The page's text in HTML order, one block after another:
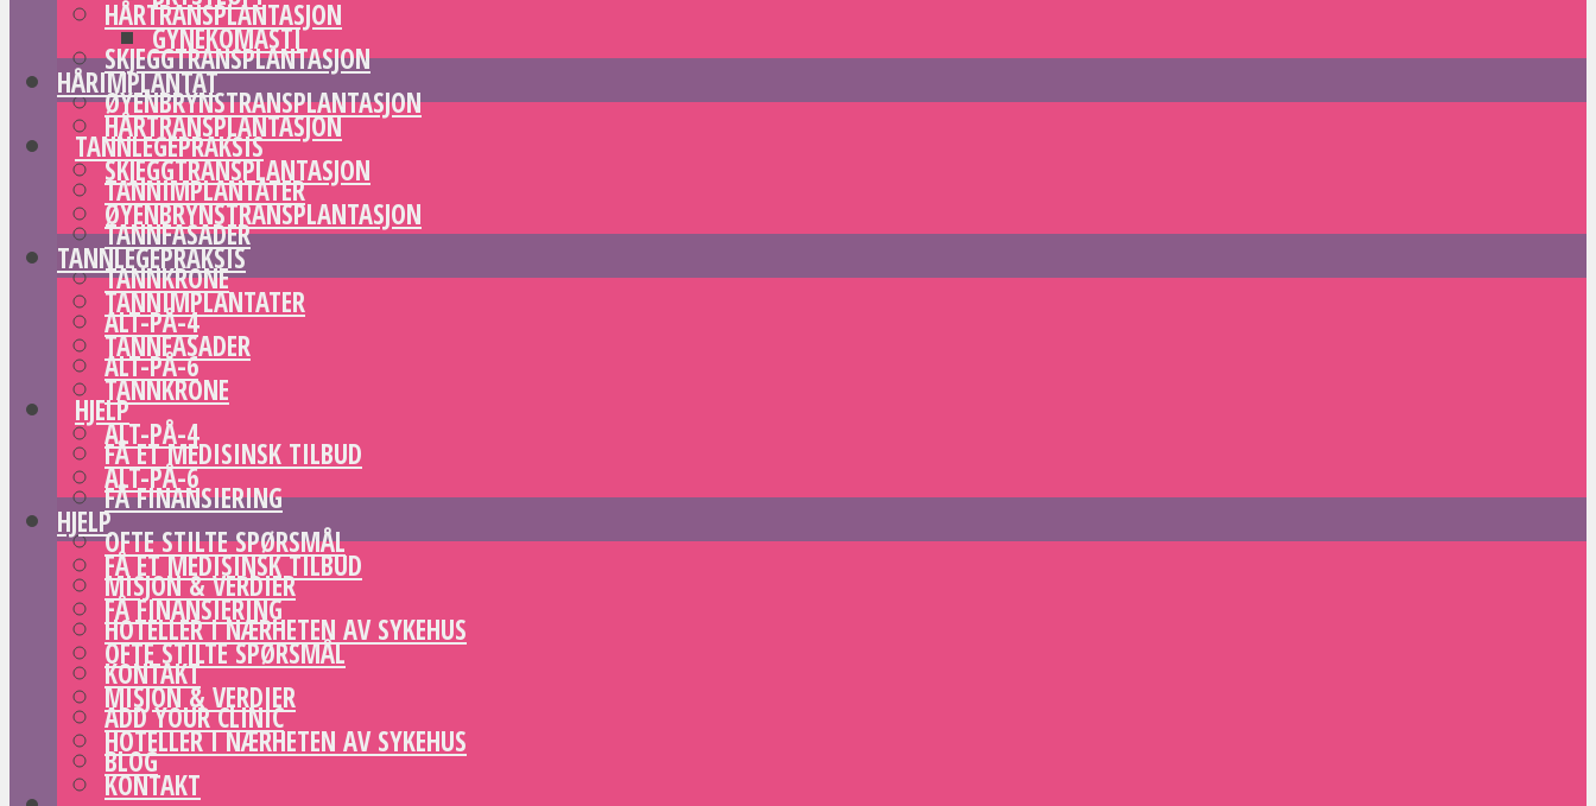
HÅRTRANSPLANTASJON
SKJEGGTRANSPLANTASJON
ØYENBRYNSTRANSPLANTASJON
TANNLEGEPRAKSIS
TANNIMPLANTATER
TANNFASADER
TANNKRONE
ALT-PÅ-4
ALT-PÅ-6
HJELP
FÅ ET MEDISINSK TILBUD
FÅ FINANSIERING
OFTE STILTE SPØRSMÅL
MISJON & VERDIER
HOTELLER I NÆRHETEN AV SYKEHUS
KONTAKT
ADD YOUR CLINIC
BLOG
GYNEKOMASTI
HÅRIMPLANTAT
HÅRTRANSPLANTASJON
SKJEGGTRANSPLANTASJON
ØYENBRYNSTRANSPLANTASJON
TANNLEGEPRAKSIS
TANNIMPLANTATER
TANNFASADER
TANNKRONE
ALT-PÅ-4
ALT-PÅ-6
HJELP
FÅ ET MEDISINSK TILBUD
FÅ FINANSIERING
OFTE STILTE SPØRSMÅL
MISJON & VERDIER
HOTELLER I NÆRHETEN AV SYKEHUS
KONTAKT